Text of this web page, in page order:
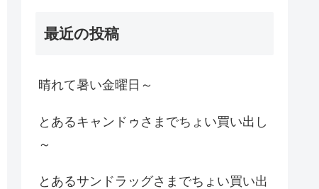
最近の投稿
晴れて暑い金曜日～
とあるキャンドゥさまでちょい買い出し
～
とあるサンドラッグさまでちょい買い出